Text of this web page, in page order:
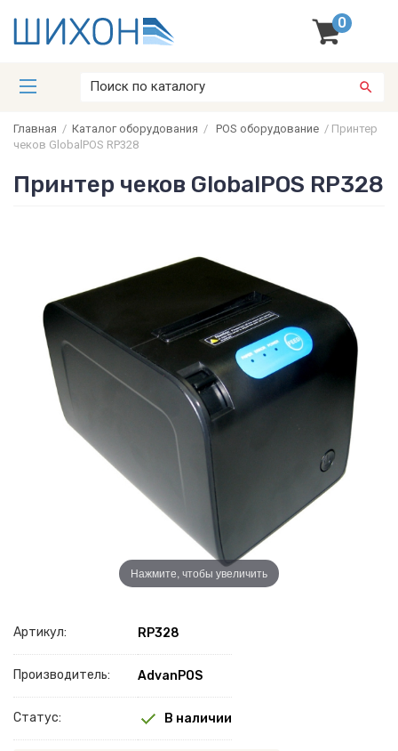
0
Главная / Каталог оборудования / POS оборудование / Принтер
чеков GlobalPOS RP328
Принтер чеков GlobalPOS RP328
Нажмите, чтобы увеличить
Артикул: RP328
Производитель: AdvanPOS
Статус: В наличии